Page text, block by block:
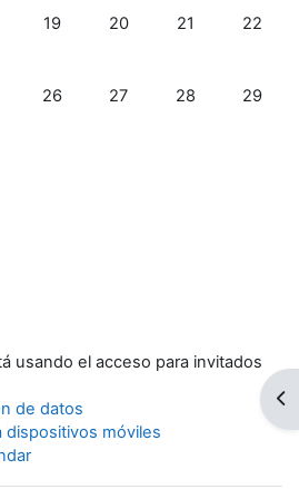
agosto17 agosto
eventos, martes, 18 agosto
Sin eventos, miércoles, 19 agosto
19 Sin eventos, jueves, 20
20 Sin eventos,
21 Sin
22
agosto24 agosto
martes, 25 agosto
Sin eventos, miércoles, 26 agosto
26 Sin eventos, jueves, 27
27 Sin eventos,
28 Sin
29
agosto
31 agosto
usando el acceso para invitados
de datos
dispositivos móviles